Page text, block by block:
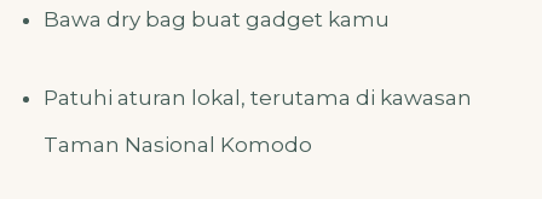
Bawa dry bag buat gadget kamu
Patuhi aturan lokal, terutama di kawasan
Taman Nasional Komodo